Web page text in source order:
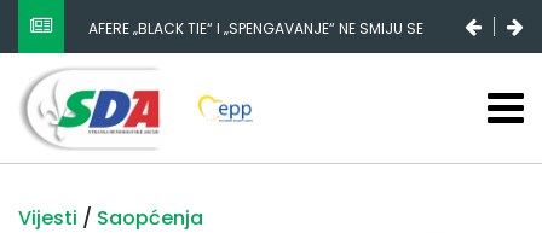
AFERE „BLACK TIE“ I „SPENGAVANJE“ NE SMIJU SE
ZATAŠKATI
Vijesti / Saopćenja